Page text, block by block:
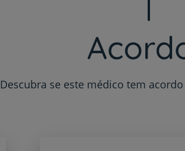
Descubra se este médico tem